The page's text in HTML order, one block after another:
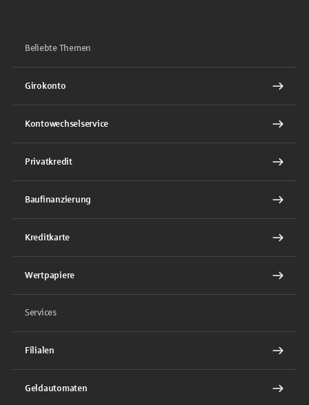
Beliebte Themen
Girokonto
Kontowechselservice
Privatkredit
Baufinanzierung
Kreditkarte
Wertpapiere
Services
Filialen
Geldautomaten